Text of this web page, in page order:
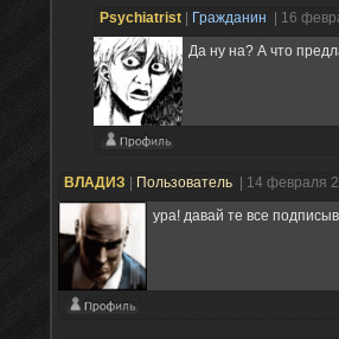
Psychiatrist Гражданин | 16
Да ну на? А что
ВЛАДИЗ Пользователь | 14 февраля
ура! давай те все